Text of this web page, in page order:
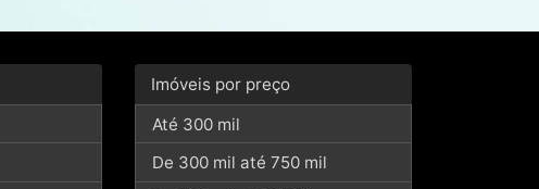
Imóveis por preço
Até 300 mil
De 300 mil até 750 mil